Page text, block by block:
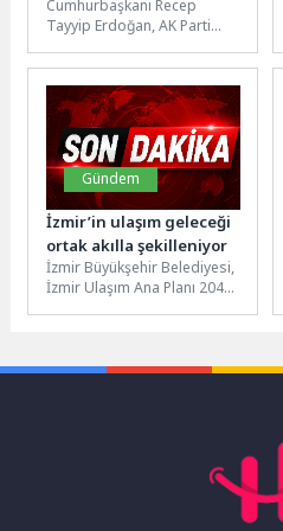
“Gençliğin Başkenti
Kocaeli!”
Cumhurbaşkanı Recep
Tayyip Erdoğan, AK Parti
tarafından düzenlenen ve 81
ilden...
Gündem
İzmir’in ulaşım geleceği
ortak akılla şekilleniyor
İzmir Büyükşehir Belediyesi,
İzmir Ulaşım Ana Planı 2040